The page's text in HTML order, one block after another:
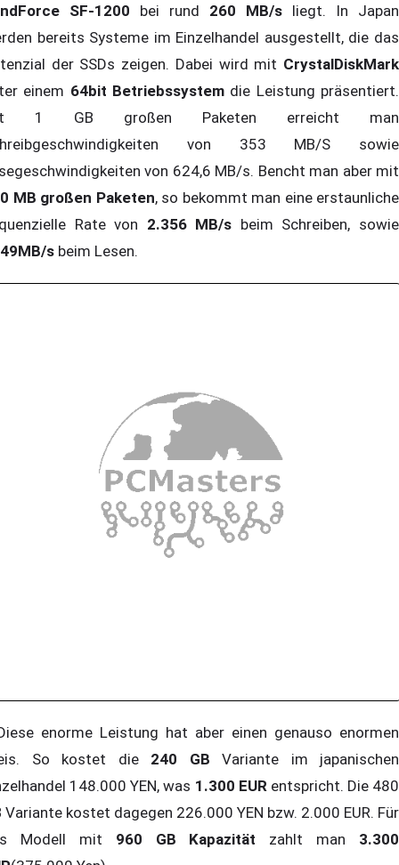
SF-1200 bei rund 260 MB/s liegt. In Japan
bereits Systeme im Einzelhandel ausgestellt, die das
der SSDs zeigen. Dabei wird mit CrystalDiskMark
einem 64bit Betriebssystem die Leistung präsentiert.
1 GB großen Paketen erreicht man
von 353 MB/S sowie
von 624,6 MB/s. Bencht man aber mit
MB großen Paketen, so bekommt man eine erstaunliche
Rate von 2.356 MB/s beim Schreiben, sowie
s beim Lesen.
enorme Leistung hat aber einen genauso enormen
So kostet die 240 GB Variante im japanischen
148.000 YEN, was 1.300 EUR entspricht. Die 480
Variante kostet dagegen 226.000 YEN bzw. 2.000 EUR. Für
Modell mit 960 GB Kapazität zahlt man 3.300